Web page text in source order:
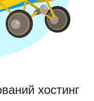
хостинг